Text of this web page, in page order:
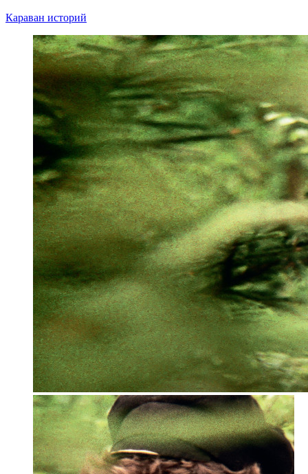
Караван историй